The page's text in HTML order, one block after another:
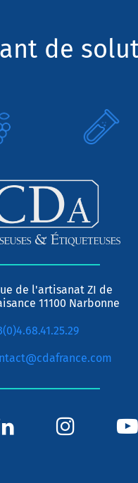
de
de l'artisanat ZI de
11100 Narbonne